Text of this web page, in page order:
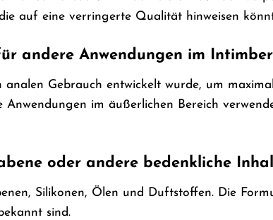
auf eine verringerte Qualität hinweisen
andere Anwendungen im
Gebrauch entwickelt wurde, um
im äußerlichen Bereich
oder andere bedenkliche
Silikonen, Ölen und Duftstoffen. Die
sind.